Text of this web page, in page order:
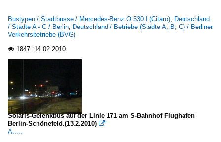
Bustypen / Stadtbusse / Mercedes-Benz O 530 I (Citaro), Deutschland
/ Städte A - C / Berlin, Deutschland / Betriebe (Städte A, B, C) / Berliner
Verkehrsbetriebe (BVG)
 1847. 14.02.2010
Solaris-Gelenkbus auf der Linie 171 am S-Bahnhof Flughafen
Berlin-Schönefeld.(13.2.2010) 
A.....